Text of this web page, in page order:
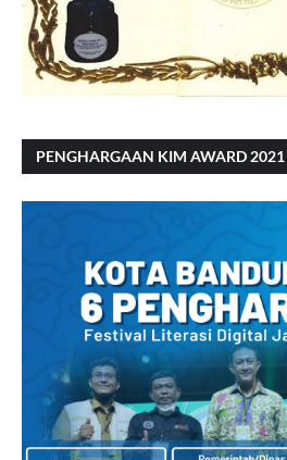
PENGHARGAAN KIM AWARD 2021